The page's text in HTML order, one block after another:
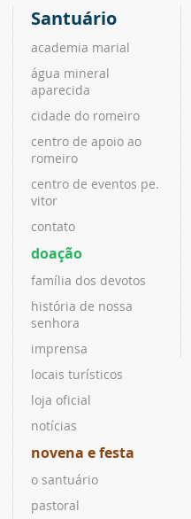
Santuário
academia marial
água mineral
aparecida
cidade do romeiro
centro de apoio ao
romeiro
centro de eventos pe.
vitor
contato
doação
família dos devotos
história de nossa
senhora
imprensa
locais turísticos
loja oficial
notícias
novena e festa
o santuário
pastoral